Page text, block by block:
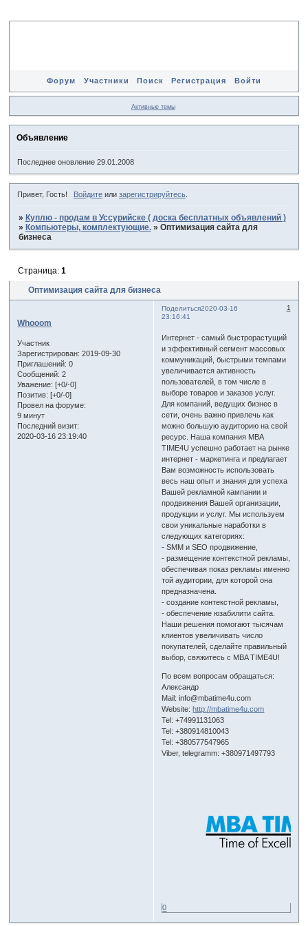
Форум Участники Поиск Регистрация Войти
Активные темы
Объявление
Последнее оновление 29.01.2008
Привет, Гость! Войдитеили зарегистрируйтесь.
» Куплю - продам в Уссурийске ( доска бесплатных объявлений )
» Компьютеры, комплектующие. » Оптимизация сайта для
бизнеса
Оптимизация сайта для бизнеса
Страница: 1
Поделиться 1
2020-03-16
23:16:41
Whooom
Участник
Зарегистрирован: 2019-09-30
Приглашений: 0
Сообщений: 2
Уважение: [+0/-0]
Позитив: [+0/-0]
Провел на форуме:
9 минут
Последний визит:
2020-03-16 23:19:40
Интернет - самый быстрорастущий
и эффективный сегмент массовых
коммуникаций, быстрыми темпами
увеличивается активность
пользователей, в том числе в
выборе товаров и заказов услуг.
Для компаний, ведущих бизнес в
сети, очень важно привлечь как
можно большую аудиторию на свой
ресурс. Наша компания MBA
TIME4U успешно работает на рынке
интернет - маркетинга и предлагает
Вам возможность использовать
весь наш опыт и знания для успеха
Вашей рекламной кампании и
продвижения Вашей организации,
продукции и услуг. Мы используем
свои уникальные наработки в
следующих категориях:
- SMM и SEO продвижение,
- размещение контекстной рекламы,
обеспечивая показ рекламы именно
той аудитории, для которой она
предназначена.
- создание контекстной рекламы,
- обеспечение юзабилити сайта.
Наши решения помогают тысячам
клиентов увеличивать число
покупателей, сделайте правильный
выбор, свяжитесь с MBA TIME4U!
По всем вопросам обращаться:
Александр
Mail: info@mbatime4u.com
Website:http://mbatime4u.com
Tel: +74991131063
Tel: +380914810043
Tel: +380577547965
Viber, telegramm: +380971497793
0